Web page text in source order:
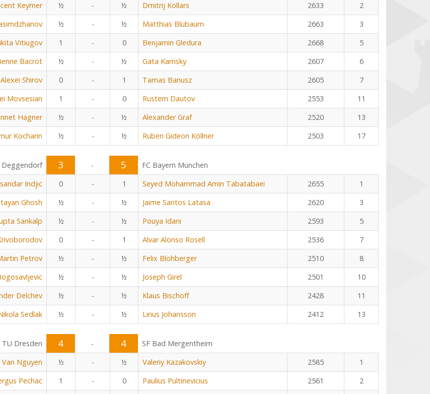
Keymer ½ - ½ Dmitrij Kollars 2633
2
½ - ½ Matthias Blübaum 2663
3
Vitiugov 1 - 0 Benjamin Gledura 2668
5
Bacrot ½ - ½ Gata Kamsky 2607
6
Alexei Shirov 0 - 1 Tamas Banusz 2605
7
Movsesian 1 - 0 Rustem Dautov 2553
11
Hagner ½ - ½ Alexander Graf 2520
13
Kocharin ½ - ½ Ruben Gideon Köllner 2503 17
Deggendorf 3 - 5
FC Bayern München
Indjic 0 - 1 Seyed Mohammad Amin Tabatabaei 2655
1
Ghosh ½ - ½ Jaime Santos Latasa 2620
3
Sankalp ½ - ½ Pouya Idani 2593
5
0 - 1 Alvar Alonso Rosell 2536
7
Petrov ½ - ½ Felix Blohberger 2510
8
½ - ½ Joseph Girel 2501
10
Delchev ½ - ½ Klaus Bischoff 2428
11
Sedlak ½ - ½ Linus Johansson 2412 13
TU Dresden 4 - 4
SF Bad Mergentheim
Nguyen ½ - ½ Valeriy Kazakovskiy 2585
1
Pechac 1 - 0 Paulius Pultinevicius 2561
2